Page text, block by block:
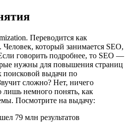
Переводится как
который занимается SEO,
говорить подробнее, то SEO —
нужны для повышения страниц
поисковой выдачи по
сложно? Нет, ничего
лишь немного понять, как
Посмотрите на выдачу: